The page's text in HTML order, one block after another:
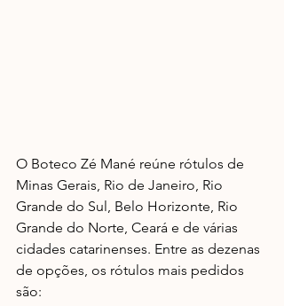
O Boteco Zé Mané reúne rótulos de
Minas Gerais, Rio de Janeiro, Rio
Grande do Sul, Belo Horizonte, Rio
Grande do Norte, Ceará e de várias
cidades catarinenses. Entre as dezenas
de opções, os rótulos mais pedidos
são: